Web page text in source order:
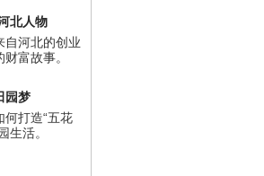
北人物
自河北的创业
富故事。
园梦
何打造“五花
生活。